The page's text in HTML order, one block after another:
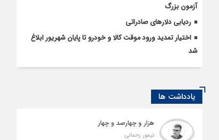
آزمون بزرگ
ردیابی دلارهای صادراتی
اختیار تمدید ورود موقت کالا و خودرو تا پایان شهریور ابلاغ
شد
یادداشت ها
هزار و چهارصد و چهار
تیمور رحمانی